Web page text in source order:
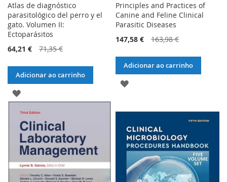
Atlas de diagnóstico
parasitológico del perro y el
gato. Volumen II:
Ectoparásitos
64,21 €
71,35 €
Adicionar ao carrinho
ADICIONAR
À
LISTA
DE
DESEJOS
Principles and Practices of
Canine and Feline Clinical
Parasitic Diseases
147,58 €
163,98 €
Adicionar ao carrinho
ADICIONAR
DE
DESEJOS